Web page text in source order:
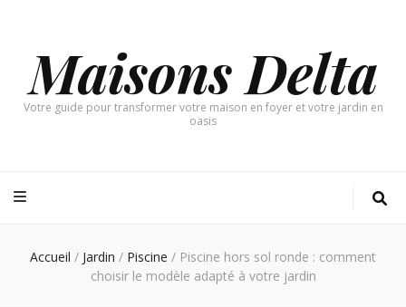
Maisons Delta
Votre guide pour transformer votre maison en foyer et votre jardin en
oasis
Accueil / Jardin / Piscine / Piscine hors sol ronde : comment
choisir le modèle adapté à votre jardin